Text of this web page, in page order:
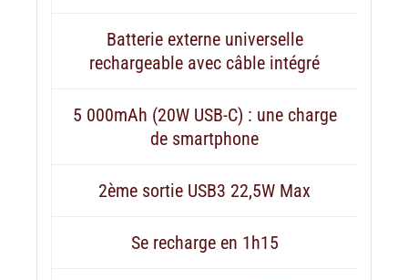
Batterie externe universelle
rechargeable avec câble intégré
5 000mAh (20W USB-C) : une charge
de smartphone
2ème sortie USB3 22,5W Max
Se recharge en 1h15